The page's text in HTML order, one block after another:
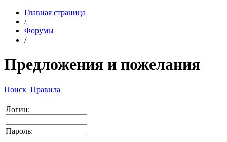
Главная страница
/
Форумы
/
Предложения и пожелания
Поиск Правила
Логин:
Пароль: